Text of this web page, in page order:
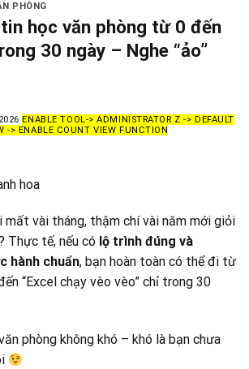
PHÒNG
học văn phòng từ 0 đến
30 ngày – Nghe “ảo”
ENABLE TOOL-> ADMINISTRATOR Z -> DEFAULT
-> ENABLE COUNT VIEW FUNCTION
hoa
mất vài tháng, thậm chí vài năm mới giỏi
Thực tế, nếu có lộ trình đúng và
hành chuẩn, bạn hoàn toàn có thể đi từ
“Excel chạy vèo vèo” chỉ trong 30
phòng không khó – khó là bạn chưa